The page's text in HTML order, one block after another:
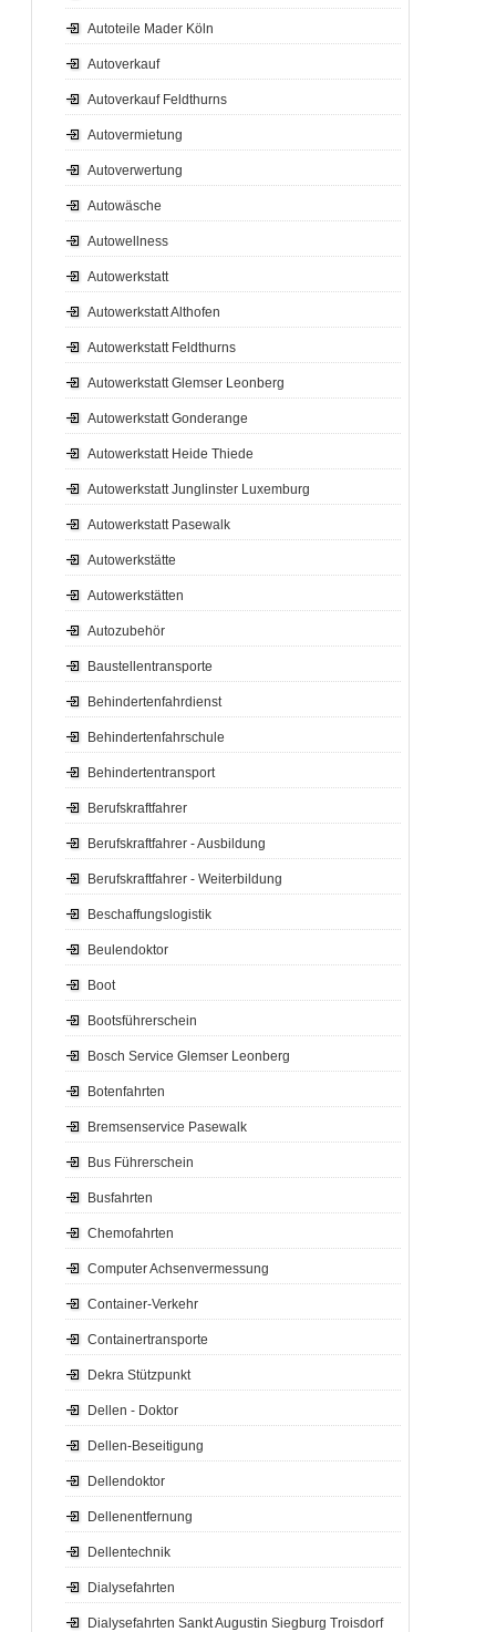
Autoteile Mader Köln
Autoverkauf
Autoverkauf Feldthurns
Autovermietung
Autoverwertung
Autowäsche
Autowellness
Autowerkstatt
Autowerkstatt Althofen
Autowerkstatt Feldthurns
Autowerkstatt Glemser Leonberg
Autowerkstatt Gonderange
Autowerkstatt Heide Thiede
Autowerkstatt Junglinster Luxemburg
Autowerkstatt Pasewalk
Autowerkstätte
Autowerkstätten
Autozubehör
Baustellentransporte
Behindertenfahrdienst
Behindertenfahrschule
Behindertentransport
Berufskraftfahrer
Berufskraftfahrer - Ausbildung
Berufskraftfahrer - Weiterbildung
Beschaffungslogistik
Beulendoktor
Boot
Bootsführerschein
Bosch Service Glemser Leonberg
Botenfahrten
Bremsenservice Pasewalk
Bus Führerschein
Busfahrten
Chemofahrten
Computer Achsenvermessung
Container-Verkehr
Containertransporte
Dekra Stützpunkt
Dellen - Doktor
Dellen-Beseitigung
Dellendoktor
Dellenentfernung
Dellentechnik
Dialysefahrten
Dialysefahrten Sankt Augustin Siegburg Troisdorf